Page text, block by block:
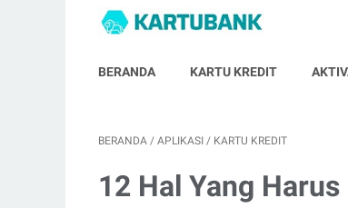
BERANDA KARTU KREDIT
BERANDA / APLIKASI / KARTU KREDIT
12 Hal Yang